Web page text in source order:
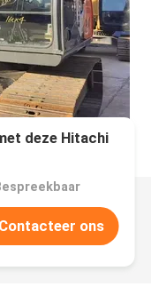
deze Hitachi
Contacteer ons